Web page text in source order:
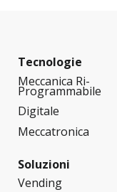
Tecnologie
Meccanica Ri-
Programmabile
Digitale
Meccatronica
Soluzioni
Vending